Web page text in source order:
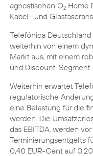
agnostischen O2 Home
Kabel- und
Telefónica
weiterhin von einem
Markt aus, mit einem
und Discount-Segment.
Weiterhin erwartet
regulatorische
eine Belastung für die
werden. Die
das EBITDA, werden
Terminierungsentgelts
0,40 EUR-Cent auf